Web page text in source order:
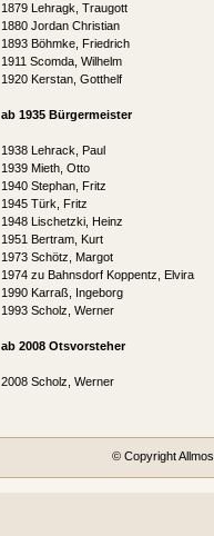
1879 Lehragk, Traugott
1880 Jordan Christian
1893 Böhmke, Friedrich
1911 Scomda, Wilhelm
1920 Kerstan, Gotthelf
ab 1935 Bürgermeister
1938 Lehrack, Paul
1939 Mieth, Otto
1940 Stephan, Fritz
1945 Türk, Fritz
1948 Lischetzki, Heinz
1951 Bertram, Kurt
1973 Schötz, Margot
1974 zu Bahnsdorf Koppentz, Elvira
1990 Karraß, Ingeborg
1993 Scholz, Werner
ab 2008 Otsvorsteher
2008 Scholz, Werner
© Copyright